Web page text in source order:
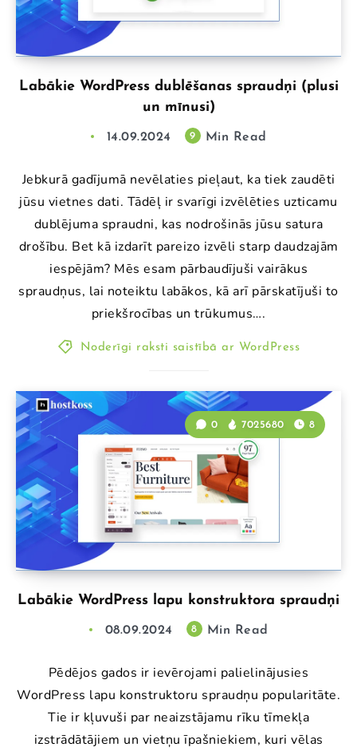
Labākie WordPress dublēšanas spraudņi (plusi
un mīnusi)
14.09.2024 9 Min Read
Jebkurā gadījumā nevēlaties pieļaut, ka tiek zaudēti
jūsu vietnes dati. Tādēļ ir svarīgi izvēlēties uzticamu
dublējuma spraudni, kas nodrošinās jūsu satura
drošību. Bet kā izdarīt pareizo izvēli starp daudzajām
iespējām? Mēs esam pārbaudījuši vairākus
spraudņus, lai noteiktu labākos, kā arī pārskatījuši to
priekšrocības un trūkumus….
Noderīgi raksti saistībā ar WordPress
Labākie WordPress lapu konstruktora spraudņi
0 7025680 8
08.09.2024 8 Min Read
Pēdējos gados ir ievērojami palielinājusies
WordPress lapu konstruktoru spraudņu popularitāte.
Tie ir kļuvuši par neaizstājamu rīku tīmekļa
izstrādātājiem un vietņu īpašniekiem, kuri vēlas